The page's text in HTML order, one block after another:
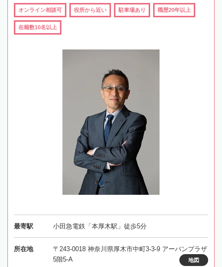
オンライン相談可 役所から近い 駐車場あり 職歴20年以上
在籍数10名以上
最寄駅 小田急電鉄「本厚木駅」徒歩5分
所在地
〒243-0018 神奈川県厚木市中町3-3-9 アーバンプラザ
5階5-A
地図